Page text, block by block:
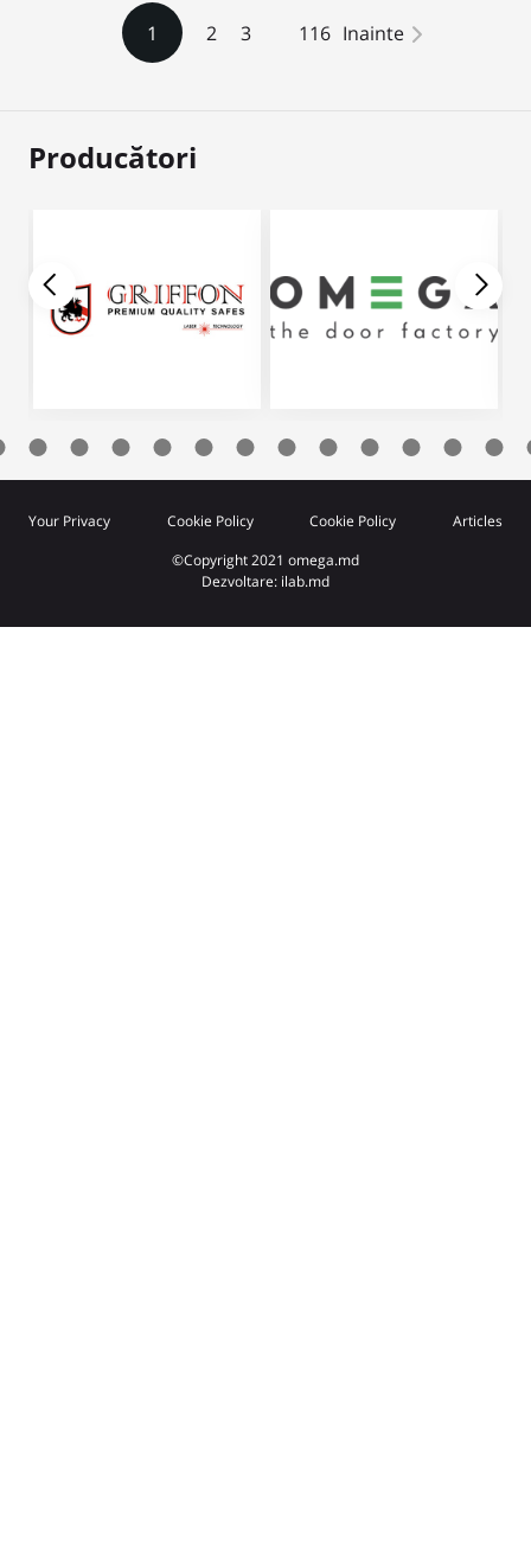
1 2 3 116 Inainte
Producători
Your Privacy Cookie Policy Cookie Policy Articles
©Copyright 2021 omega.md
Dezvoltare: ilab.md